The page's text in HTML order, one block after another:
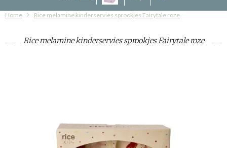
Home Rice melamine kinderservies sprookjes Fairytale roze
Rice melamine kinderservies sprookjes Fairytale roze